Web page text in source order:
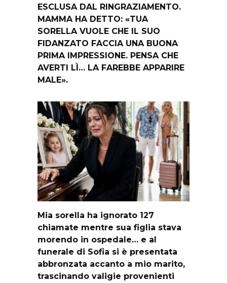
ESCLUSA DAL RINGRAZIAMENTO.
MAMMA HA DETTO: «TUA
SORELLA VUOLE CHE IL SUO
FIDANZATO FACCIA UNA BUONA
PRIMA IMPRESSIONE. PENSA CHE
AVERTI LÌ… LA FAREBBE APPARIRE
MALE».
Mia sorella ha ignorato 127
chiamate mentre sua figlia stava
morendo in ospedale… e al
funerale di Sofia si è presentata
abbronzata accanto a mio marito,
trascinando valigie provenienti